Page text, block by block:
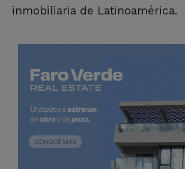
inmobiliaria de Latinoamérica.